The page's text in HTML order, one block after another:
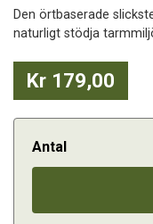
Den örtbaserade
naturligt stödja
Kr 179,00
Antal